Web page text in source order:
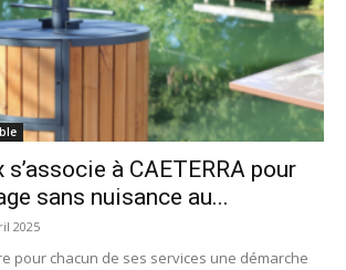
s’associe à CAETERRA pour
sans nuisance au...
2025
pour chacun de ses services une démarche